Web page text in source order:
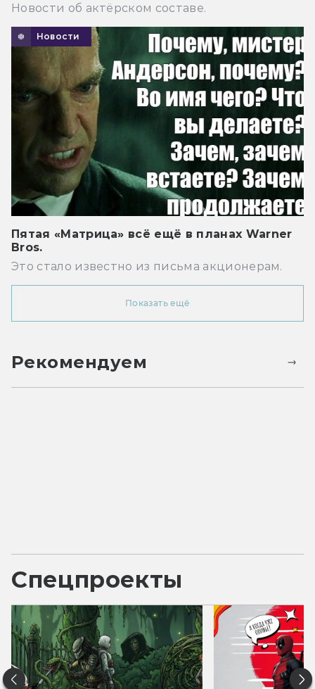
Новости об актёрском составе.
Новости
Пятая «Матрица» всё ещё в планах Warner
Bros.
Это стало известно из письма акционерам.
Показать ещё
Рекомендуем
Спецпроекты